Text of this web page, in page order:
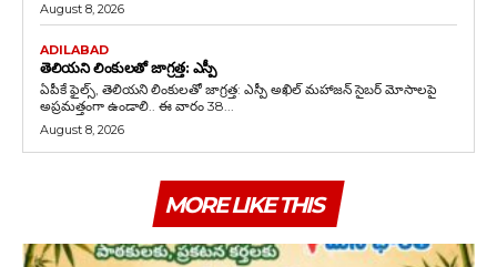
August 8, 2026
ADILABAD
తెలియని లింకులతో జాగ్రత్త: ఎస్పీ
ఏపీకే ఫైల్స్‌, తెలియని లింకులతో జాగ్రత్త: ఎస్పీ అఖిల్ మహాజన్ సైబర్ మోసాలపై
అప్రమత్తంగా ఉండాలి.. ఈ వారం 38...
August 8, 2026
MORE LIKE THIS